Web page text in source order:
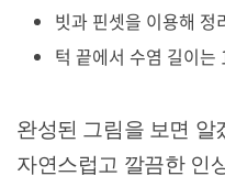
빗과 핀셋을 이용해 정
턱 끝에서 수염 길이는
완성된 그림을 보면 알
자연스럽고 깔끔한 인